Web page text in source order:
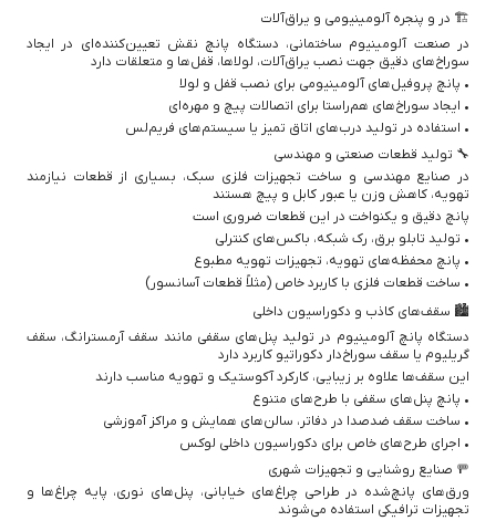
🏗️ در و پنجره آلومینیومی و یراق‌آلات
در صنعت آلومینیوم ساختمانی، دستگاه پانچ نقش تعیین‌کننده‌ای در ایجاد
سوراخ‌های دقیق جهت نصب یراق‌آلات، لولاها، قفل‌ها و متعلقات دارد
• پانچ پروفیل‌های آلومینیومی برای نصب قفل و لولا
• ایجاد سوراخ‌های هم‌راستا برای اتصالات پیچ و مهره‌ای
• استفاده در تولید درب‌های اتاق تمیز یا سیستم‌های فریم‌لس
🔧 تولید قطعات صنعتی و مهندسی
در صنایع مهندسی و ساخت تجهیزات فلزی سبک، بسیاری از قطعات نیازمند
تهویه، کاهش وزن یا عبور کابل و پیچ هستند
پانچ دقیق و یکنواخت در این قطعات ضروری است
• تولید تابلو برق، رک شبکه، باکس‌های کنترلی
• پانچ محفظه‌های تهویه، تجهیزات تهویه مطبوع
• ساخت قطعات فلزی با کاربرد خاص (مثلاً قطعات آسانسور)
🏙️ سقف‌های کاذب و دکوراسیون داخلی
دستگاه پانچ آلومینیوم در تولید پنل‌های سقفی مانند سقف آرمسترانگ، سقف
گریلیوم یا سقف سوراخ‌دار دکوراتیو کاربرد دارد
این سقف‌ها علاوه بر زیبایی، کارکرد آکوستیک و تهویه مناسب دارند
• پانچ پنل‌های سقفی با طرح‌های متنوع
• ساخت سقف ضدصدا در دفاتر، سالن‌های همایش و مراکز آموزشی
• اجرای طرح‌های خاص برای دکوراسیون داخلی لوکس
🚥 صنایع روشنایی و تجهیزات شهری
ورق‌های پانچ‌شده در طراحی چراغ‌های خیابانی، پنل‌های نوری، پایه چراغ‌ها و
تجهیزات ترافیکی استفاده می‌شوند